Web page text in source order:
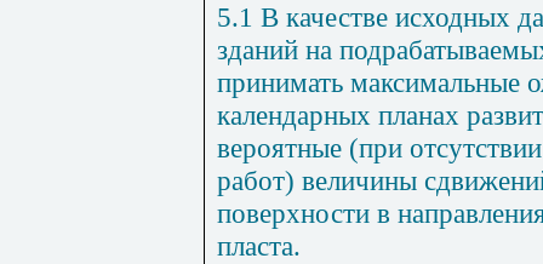
5.1 В качестве исходных
зданий на
принимать
календарных планах
вероятные (при
работ) величины
поверхности в
пласта.